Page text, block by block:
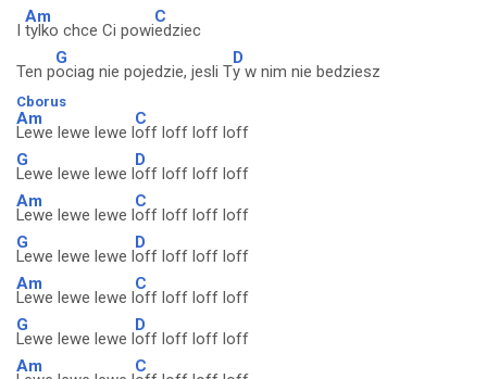
I
Am
tylko chce Ci powi
C
edziec
Ten p
G
ociag nie pojedzie, jesli T
D
y w nim nie bedziesz
Cborus
Am
Lewe lewe lewe l
C
off loff loff loff
G
Lewe lewe lewe l
D
off loff loff loff
Am
Lewe lewe lewe l
C
off loff loff loff
G
Lewe lewe lewe l
D
off loff loff loff
Am
Lewe lewe lewe l
C
off loff loff loff
G
Lewe lewe lewe l
D
off loff loff loff
Am
C